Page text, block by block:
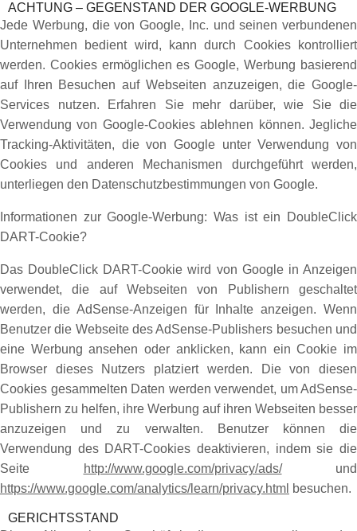
ACHTUNG – GEGENSTAND DER GOOGLE-WERBUNG
Jede Werbung, die von Google, Inc. und seinen verbundenen
Unternehmen bedient wird, kann durch Cookies kontrolliert
werden. Cookies ermöglichen es Google, Werbung basierend
auf Ihren Besuchen auf Webseiten anzuzeigen, die Google-
Services nutzen. Erfahren Sie mehr darüber, wie Sie die
Verwendung von Google-Cookies ablehnen können. Jegliche
Tracking-Aktivitäten, die von Google unter Verwendung von
Cookies und anderen Mechanismen durchgeführt werden,
unterliegen den Datenschutzbestimmungen von Google.
Informationen zur Google-Werbung: Was ist ein DoubleClick
DART-Cookie?
Das DoubleClick DART-Cookie wird von Google in Anzeigen
verwendet, die auf Webseiten von Publishern geschaltet
werden, die AdSense-Anzeigen für Inhalte anzeigen. Wenn
Benutzer die Webseite des AdSense-Publishers besuchen und
eine Werbung ansehen oder anklicken, kann ein Cookie im
Browser dieses Nutzers platziert werden. Die von diesen
Cookies gesammelten Daten werden verwendet, um AdSense-
Publishern zu helfen, ihre Werbung auf ihren Webseiten besser
anzuzeigen und zu verwalten. Benutzer können die
Verwendung des DART-Cookies deaktivieren, indem sie die
Seite
http://www.google.com/privacy/ads/und
https://www.google.com/analytics/learn/privacy.html besuchen.
GERICHTSSTAND